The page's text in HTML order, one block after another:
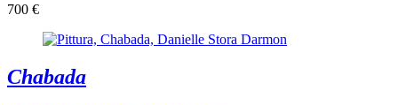
700 €
Chabada